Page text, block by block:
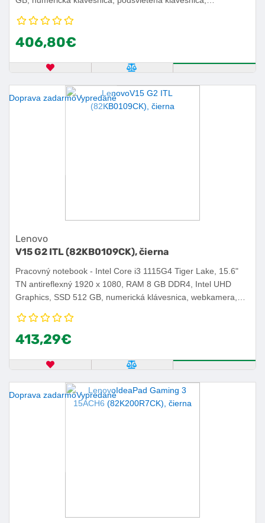
Windows 11 Home.
406,80€
OBĽÚBENÝ PRODUKT POROVNAŤ PRODUKT
Doprava zadarmoVypredané
Lenovo
V15 G2 ITL (82KB0109CK), čierna
Pracovný notebook - Intel Core i3 1115G4 Tiger Lake, 15.6"
TN antireflexný 1920 x 1080, RAM 8 GB DDR4, Intel UHD
Graphics, SSD 512 GB, numerická klávesnica, webkamera,
Home.
413,29€
OBĽÚBENÝ PRODUKT POROVNAŤ PRODUKT
Doprava zadarmoVypredané